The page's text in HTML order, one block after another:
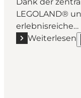
LEGOLAND®
erlebnisreiche…
Weiterlesen
Mehr erfahren